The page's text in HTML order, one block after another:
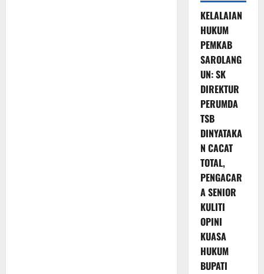
KELALAIAN
HUKUM
PEMKAB
SAROLANG
UN: SK
DIREKTUR
PERUMDA
TSB
DINYATAKA
N CACAT
TOTAL,
PENGACAR
A SENIOR
KULITI
OPINI
KUASA
HUKUM
BUPATI